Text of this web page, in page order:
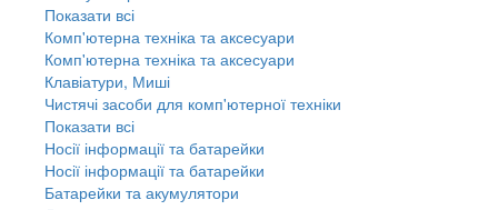
Показати всі
Комп'ютерна техніка та аксесуари
Комп'ютерна техніка та аксесуари
Клавіатури, Миші
Чистячі засоби для комп'ютерної техніки
Показати всі
Носії інформації та батарейки
Носії інформації та батарейки
Батарейки та акумулятори